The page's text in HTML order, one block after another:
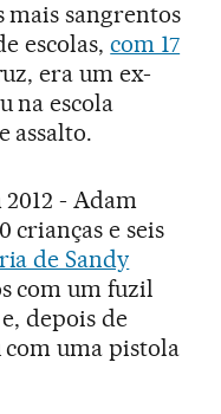
mais sangrentos
escolas,com 17
era um ex-
na escola
assalto.
- Adam
crianças e seis
de Sandy
com um fuzil
depois de
com uma pistola